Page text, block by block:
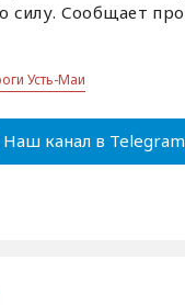
силу. Сообщает
Усть-Маи
Наш канал в Telegram